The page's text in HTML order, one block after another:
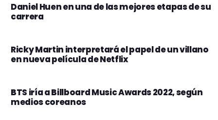
Daniel Huen en una de las mejores etapas de su
carrera
Ricky Martin interpretará el papel de un villano
en nueva película de Netflix
BTS iría a Billboard Music Awards 2022, según
medios coreanos